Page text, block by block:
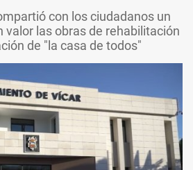
con los ciudadanos un
valor las obras de rehabilitación
de "la casa de todos"